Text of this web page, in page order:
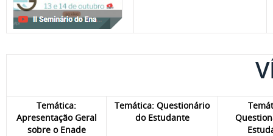
Temática:
Apresentação Geral
sobre o Enade
Temática: Questionário
do Estudante